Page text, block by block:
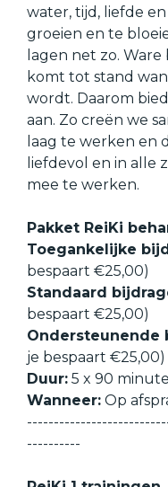
water, tijd, liefde
groeien en te
lagen net zo.
komt tot stand
wordt. Daarom
aan. Zo creën we
laag te werken en
liefdevol en in alle
mee te werken.
Pakket ReiKi
Toegankelijke
bespaart €25,00)
Standaard
bespaart €25,00)
Ondersteunende
je bespaart €25,00)
Duur: 5 x 90
Wanneer: Op
----------